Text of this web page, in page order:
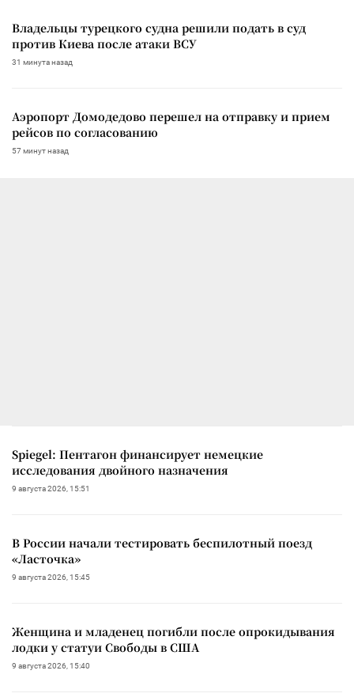
Владельцы турецкого судна решили подать в суд
против Киева после атаки ВСУ
31 минута назад
Аэропорт Домодедово перешел на отправку и прием
рейсов по согласованию
57 минут назад
Spiegel: Пентагон финансирует немецкие
исследования двойного назначения
9 августа 2026, 15:51
В России начали тестировать беспилотный поезд
«Ласточка»
9 августа 2026, 15:45
Женщина и младенец погибли после опрокидывания
лодки у статуи Свободы в США
9 августа 2026, 15:40